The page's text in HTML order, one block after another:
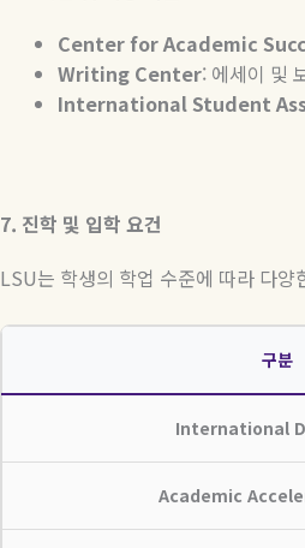
Center for Academic
Writing Center: 에세이 및
International Student
7. 진학 및 입학 요건
LSU는 학생의 학업 수준에 따라 다
구분
International
Academic